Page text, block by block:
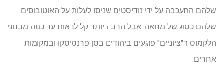
שלהם התעכבה על ידי נודיסטים שניסו לעלות על האוטובוסים
שלהם כסוג של מחאה. אבל הרבה יותר קל לראות עד כמה מבחני
הלקמוס ה"ציוניים" פוגעים ביהודים בסן פרנסיסקו ובמקומות
אחרים.